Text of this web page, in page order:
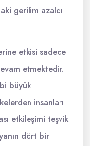
gerilim azaldı
etkisi sadece
etmektedir.
büyük
insanları
etkileşimi teşvik
dört bir